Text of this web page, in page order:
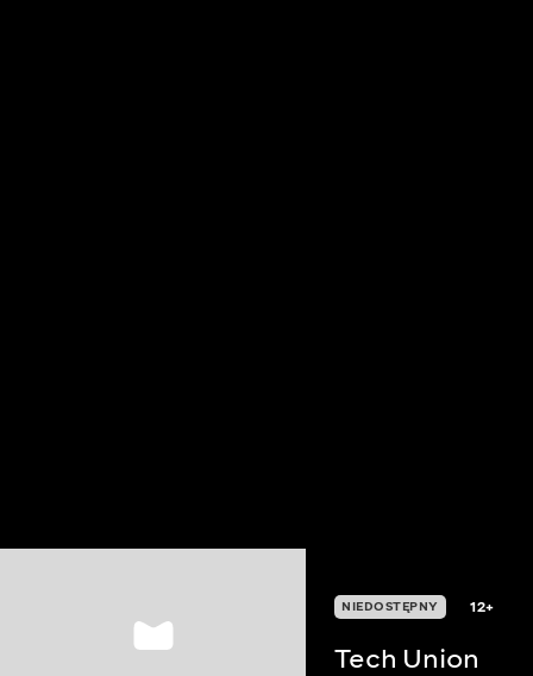
NIEDOSTĘPNY 12+
Tech Union